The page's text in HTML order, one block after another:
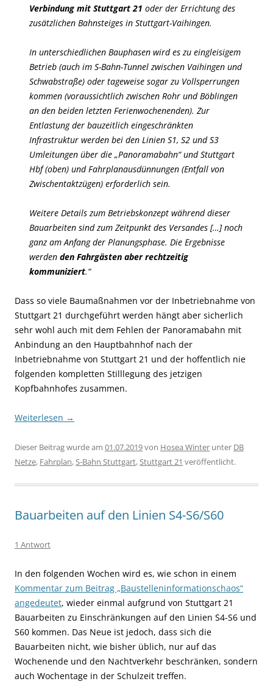
Verbindung mit Stuttgart 21 oder der Errichtung des
zusätzlichen Bahnsteiges in Stuttgart-Vaihingen.
In unterschiedlichen Bauphasen wird es zu eingleisigem
Betrieb (auch im S-Bahn-Tunnel zwischen Vaihingen und
Schwabstraße) oder tageweise sogar zu Vollsperrungen
kommen (voraussichtlich zwischen Rohr und Böblingen
an den beiden letzten Ferienwochenenden). Zur
Entlastung der bauzeitlich eingeschränkten
Infrastruktur werden bei den Linien S1, S2 und S3
Umleitungen über die „Panoramabahn“ und Stuttgart
Hbf (oben) und Fahrplanausdünnungen (Entfall von
Zwischentaktzügen) erforderlich sein.
Weitere Details zum Betriebskonzept während dieser
Bauarbeiten sind zum Zeitpunkt des Versandes […] noch
ganz am Anfang der Planungsphase. Die Ergebnisse
werden den Fahrgästen aber rechtzeitig
kommuniziert.“
Dass so viele Baumaßnahmen vor der Inbetriebnahme von
Stuttgart 21 durchgeführt werden hängt aber sicherlich
sehr wohl auch mit dem Fehlen der Panoramabahn mit
Anbindung an den Hauptbahnhof nach der
Inbetriebnahme von Stuttgart 21 und der hoffentlich nie
folgenden kompletten Stilllegung des jetzigen
Kopfbahnhofes zusammen.
Weiterlesen →
Dieser Beitrag wurde am 01.07.2019von Hosea Winter unter DB
Netze, Fahrplan,S-Bahn Stuttgart,Stuttgart 21 veröffentlicht.
Bauarbeiten auf den Linien S4-S6/S60
1 Antwort
In den folgenden Wochen wird es, wie schon in einem
Kommentar zum Beitrag „Baustelleninformationschaos“
angedeutet, wieder einmal aufgrund von Stuttgart 21
Bauarbeiten zu Einschränkungen auf den Linien S4-S6 und
S60 kommen. Das Neue ist jedoch, dass sich die
Bauarbeiten nicht, wie bisher üblich, nur auf das
Wochenende und den Nachtverkehr beschränken, sondern
auch Wochentage in der Schulzeit treffen.